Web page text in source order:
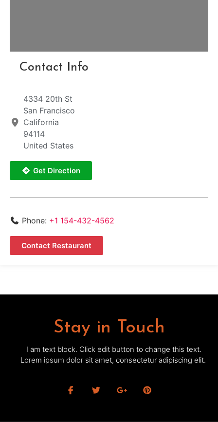
Contact Info
4334 20th St
San Francisco
California
94114
United States
Get Direction
Phone: +1 154-432-4562
Contact Restaurant
Stay in Touch
I am text block. Click edit button to change this text.
Lorem ipsum dolor sit amet, consectetur adipiscing elit.